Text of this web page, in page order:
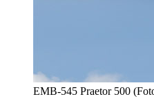
EMB-545 Praetor 500